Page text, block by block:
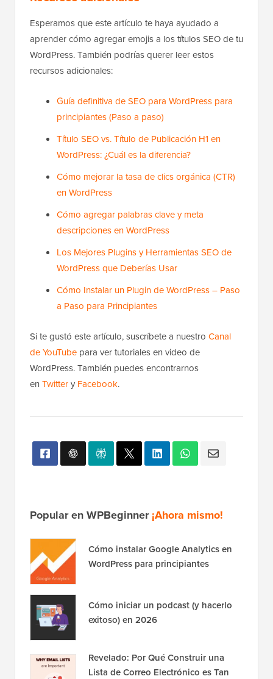
Esperamos que este artículo te haya ayudado a
aprender cómo agregar emojis a los títulos SEO de tu
WordPress. También podrías querer leer estos
recursos adicionales:
Guía definitiva de SEO para WordPress para
principiantes (Paso a paso)
Título SEO vs. Título de Publicación H1 en
WordPress: ¿Cuál es la diferencia?
Cómo mejorar la tasa de clics orgánica (CTR)
en WordPress
Cómo agregar palabras clave y meta
descripciones en WordPress
Los Mejores Plugins y Herramientas SEO de
WordPress que Deberías Usar
Cómo Instalar un Plugin de WordPress – Paso
a Paso para Principiantes
Si te gustó este artículo, suscríbete a nuestro Canal
de YouTube para ver tutoriales en video de
WordPress. También puedes encontrarnos
en Twittery Facebook.
Popular en WPBeginner¡Ahora mismo!
Cómo instalar Google Analytics en
WordPress para principiantes
Cómo iniciar un podcast (y hacerlo
exitoso) en 2026
Revelado: Por Qué Construir una
Lista de Correo Electrónico es Tan